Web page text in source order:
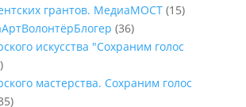
грантов. МедиаМОСТ(15)
(36)
искусства "Сохраним голос
мастерства. Сохраним голос